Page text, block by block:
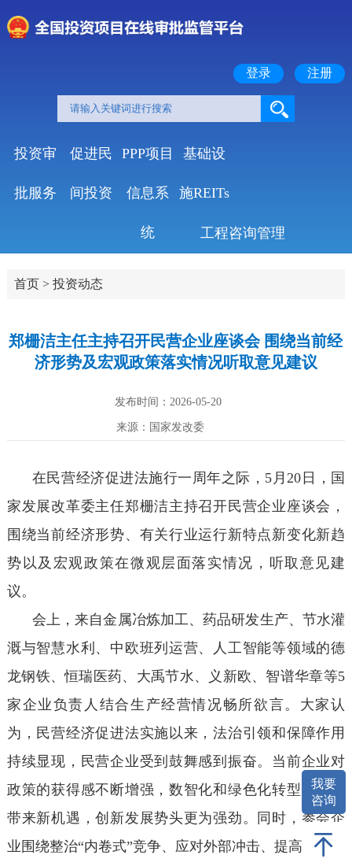
登录 注册
投资审
批服务
促进民
间投资
PPP项目
信息系
统
基础设
施REITs
工程咨询管理
首页> 投资动态
郑栅洁主任主持召开民营企业座谈会 围绕当前经
济形势及宏观政策落实情况听取意见建议
发布时间：2026-05-20
来源：国家发改委
在民营经济促进法施行一周年之际，5月20日，国
家发展改革委主任郑栅洁主持召开民营企业座谈会，
围绕当前经济形势、有关行业运行新特点新变化新趋
势以及宏观政策在微观层面落实情况，听取意见建
议。
会上，来自金属冶炼加工、药品研发生产、节水灌
溉与智慧水利、中欧班列运营、人工智能等领域的德
龙钢铁、恒瑞医药、大禹节水、义新欧、智谱华章等5
家企业负责人结合生产经营情况畅所欲言。大家认
为，民营经济促进法实施以来，法治引领和保障作用
持续显现，民营企业受到鼓舞感到振奋。当前企业对
政策的获得感不断增强，数智化和绿色化转型为企业
带来新机遇，创新发展势头更为强劲。同时，参会企
业围绕整治“内卷式”竞争、应对外部冲击、提高国际化
我要
咨询